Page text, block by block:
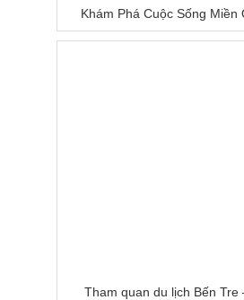
Khám Phá Cuộc Sống Miền
Tham quan du lịch Bến Tre